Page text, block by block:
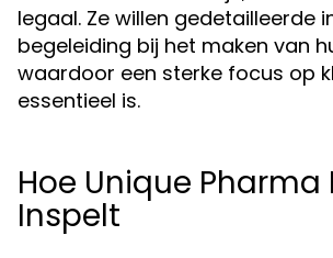
legaal. Ze willen gedetailleerde
begeleiding bij het maken van
waardoor een sterke focus op
essentieel is.
Hoe Unique Pharma
Inspelt